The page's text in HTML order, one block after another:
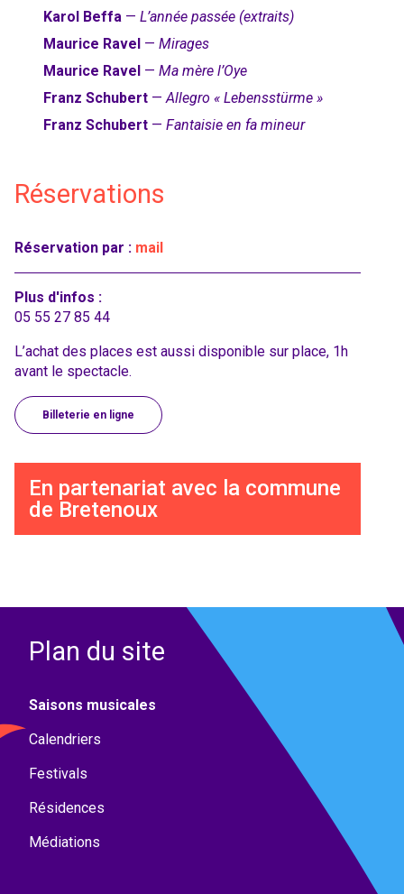
Karol Beffa — L’année passée (extraits)
Maurice Ravel — Mirages
Maurice Ravel — Ma mère l’Oye
Franz Schubert —Allegro « Lebensstürme »
Franz Schubert — Fantaisie en fa mineur
Réservations
Réservation par : mail
Plus d'infos :
05 55 27 85 44
L’achat des places est aussi disponible sur place, 1h
avant le spectacle.
Billeterie en ligne
En partenariat avec la commune
de Bretenoux
Plan du site
Saisons musicales
Calendriers
Festivals
Résidences
Médiations